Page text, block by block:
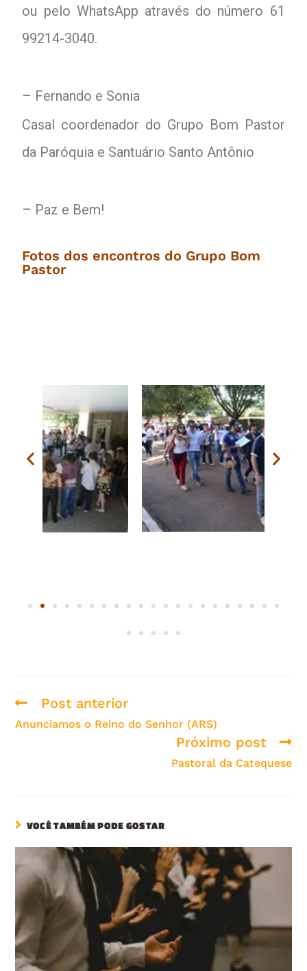
ou pelo WhatsApp através do número 61
99214-3040.
– Fernando e Sonia
Casal coordenador do Grupo Bom Pastor
da Paróquia e Santuário Santo Antônio
– Paz e Bem!
Fotos dos encontros do Grupo Bom
Pastor
Post anterior
Anunciamos o Reino do Senhor (ARS)
Próximo post
Pastoral da Catequese
VOCÊ TAMBÉM PODE GOSTAR